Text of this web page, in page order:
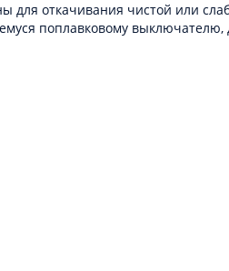
откачивания чистой или
поплавковому